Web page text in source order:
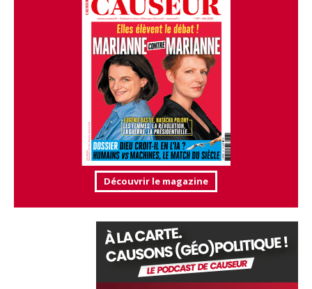
Découvrir le magazine